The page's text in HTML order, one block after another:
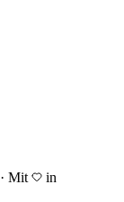
· Mit
in